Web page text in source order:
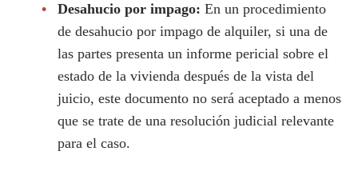
Desahucio por impago: En un procedimiento
de desahucio por impago de alquiler, si una de
las partes presenta un informe pericial sobre el
estado de la vivienda después de la vista del
juicio, este documento no será aceptado a menos
que se trate de una resolución judicial relevante
para el caso.